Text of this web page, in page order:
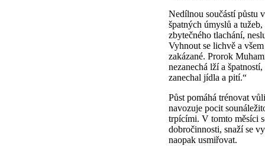
Nedílnou součástí půstu
špatných úmyslů a
zbytečného tlachání,
Vyhnout se lichvě a
zakázané. Prorok
nezanechá lží a
zanechal jídla a pití.“
Půst pomáhá trénovat
navozuje pocit
trpícími. V tomto měsíci
dobročinnosti, snaží se
naopak usmiřovat.